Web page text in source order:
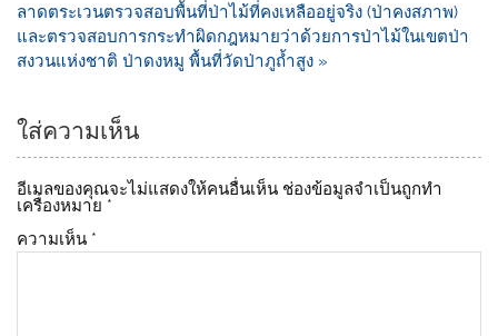
ลาดตระเวนตรวจสอบพื้นที่ป่าไม้ที่คงเหลืออยู่จริง (ป่าคงสภาพ)
และตรวจสอบการกระทำผิดกฎหมายว่าด้วยการป่าไม้ในเขตป่า
สงวนแห่งชาติ ป่าดงหมู พื้นที่วัดป่าภูถ้ำสูง »
ใส่ความเห็น
อีเมลของคุณจะไม่แสดงให้คนอื่นเห็น ช่องข้อมูลจำเป็นถูกทำ
เครื่องหมาย *
ความเห็น *